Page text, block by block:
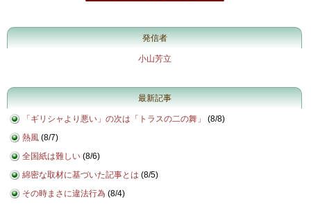
発信者
小山芳立
最新記事
「ギリシャより悪い」の次は「トラスの二の舞」 (8/8)
熱風 (8/7)
全国紙は難しい (8/6)
綿密な取材に基づいた記事とは (8/5)
その時まさに違法行為 (8/4)